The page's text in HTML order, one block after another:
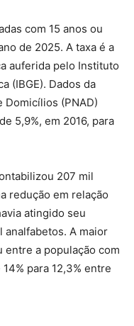
com 15 anos ou
de 2025. A taxa é a
auferida pelo Instituto
(IBGE). Dados da
Domicílios (PNAD)
5,9%, em 2016, para
207 mil
redução em relação
atingido seu
A maior
entre a população com
para 12,3% entre